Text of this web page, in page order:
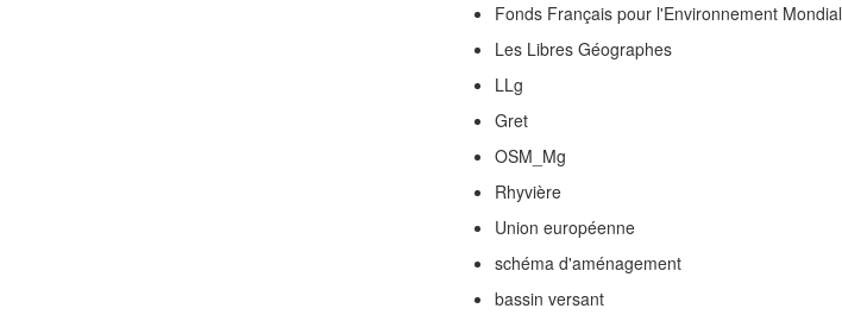
Fonds Français pour l'Environnement Mondial
Les Libres Géographes
LLg
Gret
OSM_Mg
Rhyvière
Union européenne
schéma d'aménagement
bassin versant